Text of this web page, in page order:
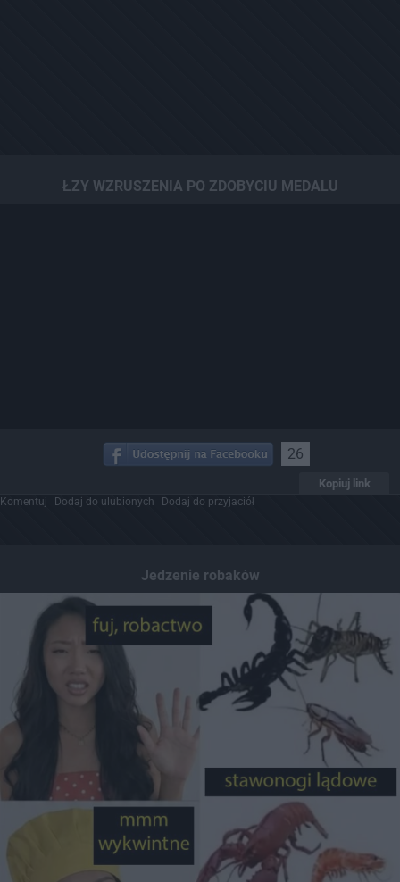
ŁZY WZRUSZENIA PO ZDOBYCIU MEDALU
26
Kopiuj link
Komentuj Dodaj do ulubionych Dodaj do przyjaciół
Jedzenie robaków